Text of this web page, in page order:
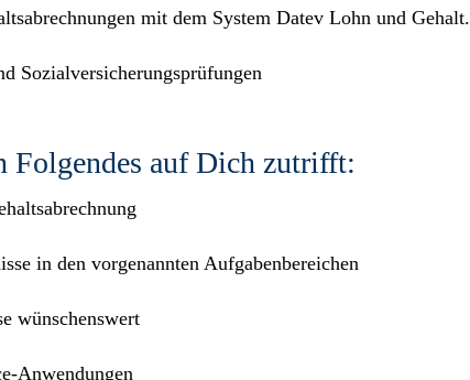
mit dem System Datev Lohn und Gehalt.
Sozialversicherungsprüfungen
Folgendes auf Dich zutrifft:
in den vorgenannten Aufgabenbereichen
wünschenswert
Anwendungen